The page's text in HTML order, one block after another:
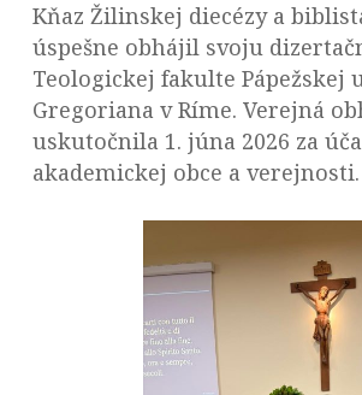
Kňaz Žilinskej diecézy a
úspešne obhájil svoju
Teologickej fakulte Pápežskej
Gregoriana v Ríme. Verejná
uskutočnila 1. júna 2026 za
akademickej obce a verejnosti.